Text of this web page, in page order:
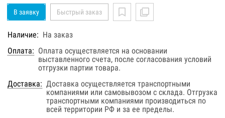
В заявку Быстрый заказ
Наличие: На заказ
Оплата: Оплата осуществляется на основании
выставленного счета, после согласования условий
отгрузки партии товара.
Доставка: Доставка осуществляется транспортными
компаниями или самовывозом с склада. Отгрузка
транспортными компаниями производиться по
всей территории РФ и за ее пределы.